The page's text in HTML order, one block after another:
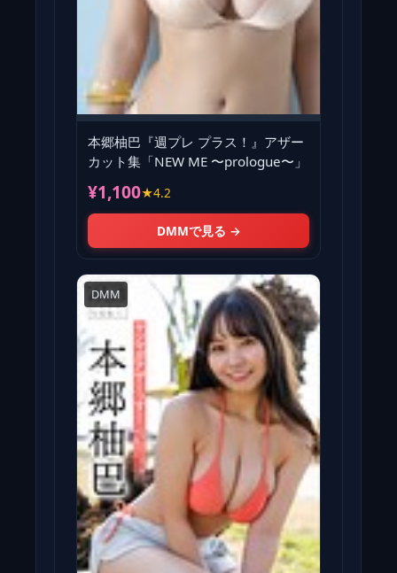
本郷柚巴『週プレ プラス！』アザー
カット集「NEW ME 〜prologue〜」
¥1,100★4.2
DMMで見る →
DMM